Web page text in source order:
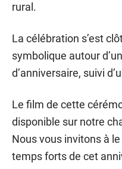
rural.
La célébration s’est
symbolique autour
d’anniversaire, suivi
Le film de cette
disponible sur notre
Nous vous invitons à
temps forts de cet